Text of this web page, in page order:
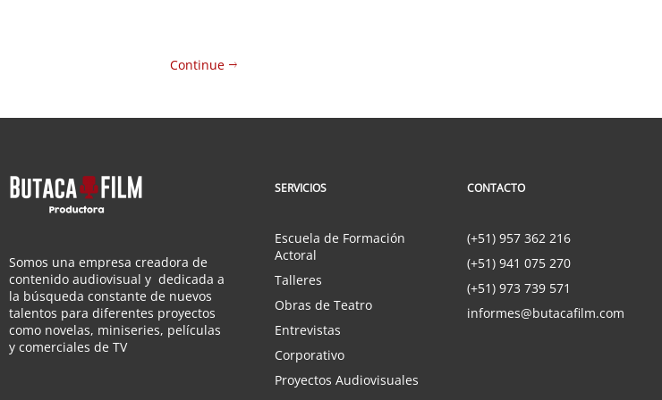
Continue
Somos una empresa creadora de
contenido audiovisual y dedicada a
la búsqueda constante de nuevos
talentos para diferentes proyectos
como novelas, miniseries, películas
y comerciales de TV
SERVICIOS
Escuela de Formación
Actoral
Talleres
Obras de Teatro
Entrevistas
Corporativo
Proyectos Audiovisuales
CONTACTO
(+51) 957 362 216
(+51) 941 075 270
(+51) 973 739 571
informes@butacafilm.com